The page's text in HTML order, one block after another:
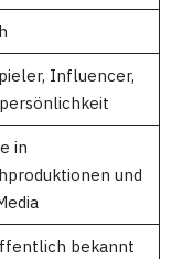
Influencer,
in
und
bekannt